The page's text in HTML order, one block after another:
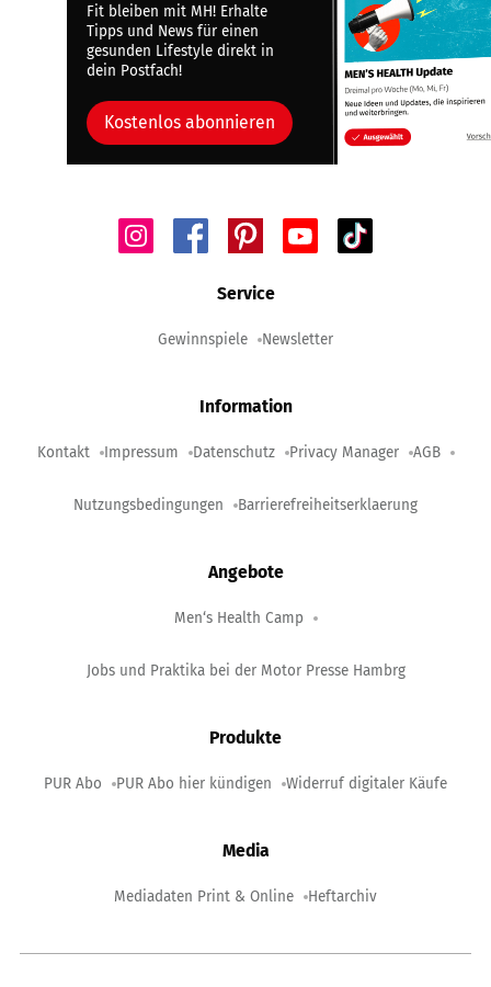
Fit bleiben mit MH! Erhalte
Tipps und News für einen
gesunden Lifestyle direkt in
dein Postfach!
Kostenlos abonnieren
Service
Gewinnspiele Newsletter
Information
Kontakt Impressum Datenschutz Privacy Manager AGB
Nutzungsbedingungen Barrierefreiheitserklaerung
Angebote
Men‘s Health Camp
Jobs und Praktika bei der Motor Presse Hambrg
Produkte
PUR Abo PUR Abo hier kündigen Widerruf digitaler Käufe
Media
Mediadaten Print & Online Heftarchiv